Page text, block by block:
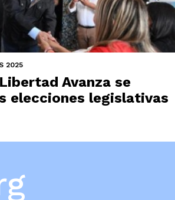
2025
Avanza se
elecciones legislativas